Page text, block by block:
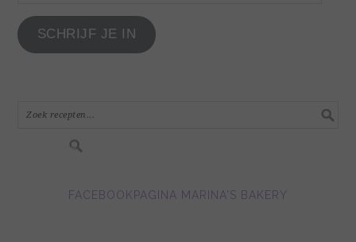
je
e-
SCHRIJF JE IN
FACEBOOKPAGINA MARINA'S BAKERY